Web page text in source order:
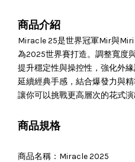
商品介紹
Miracle 25是世界冠軍Mir與Miri
為2025世界賽打造。調整寬度
提升穩定性與操控性，強化外緣
延續經典手感，結合爆發力與精
讓你可以挑戰更高層次的花式演
商品規格
商品名稱：Miracle 2025